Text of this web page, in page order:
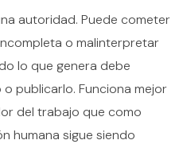
autoridad. Puede cometer
o malinterpretar
lo que genera debe
publicarlo. Funciona mejor
del trabajo que como
humana sigue siendo